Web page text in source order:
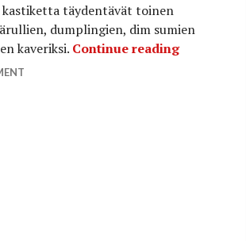
kastiketta täydentävät toinen
dumplingien, dim sumien
kaveriksi. Continue reading3